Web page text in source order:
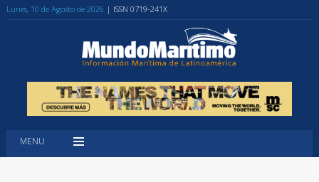
Lunes, 10 de Agosto de 2026 | ISSN 0719-241X
MENU